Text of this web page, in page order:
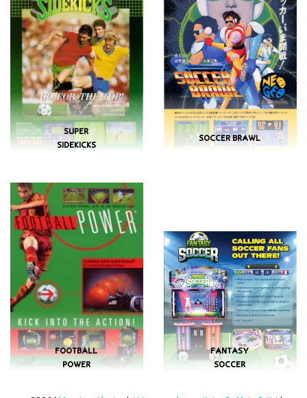
SUPER
SIDEKICKS
SOCCER BRAWL
FOOTBALL
POWER
FANTASY
SOCCER